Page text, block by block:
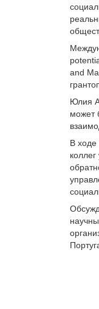
and
Юлия
может
В ходе